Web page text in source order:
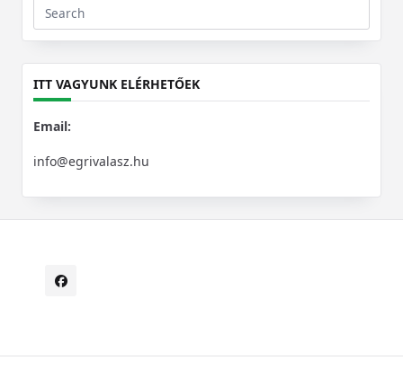
Search
for:
ITT VAGYUNK ELÉRHETŐEK
Email:
info@egrivalasz.hu